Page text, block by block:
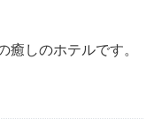
しのホテルです。